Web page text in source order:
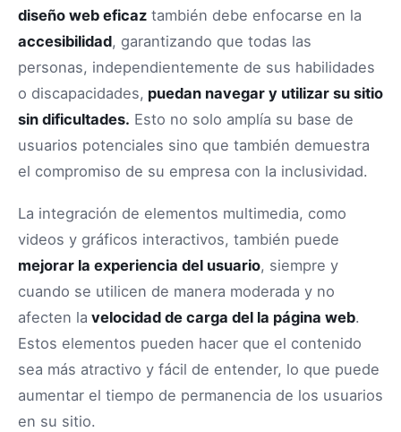
diseño web eficaz también debe enfocarse en la
accesibilidad, garantizando que todas las
personas, independientemente de sus habilidades
o discapacidades, puedan navegar y utilizar su sitio
sin dificultades. Esto no solo amplía su base de
usuarios potenciales sino que también demuestra
el compromiso de su empresa con la inclusividad.
La integración de elementos multimedia, como
videos y gráficos interactivos, también puede
mejorar la experiencia del usuario, siempre y
cuando se utilicen de manera moderada y no
afecten la velocidad de carga del la página web.
Estos elementos pueden hacer que el contenido
sea más atractivo y fácil de entender, lo que puede
aumentar el tiempo de permanencia de los usuarios
en su sitio.